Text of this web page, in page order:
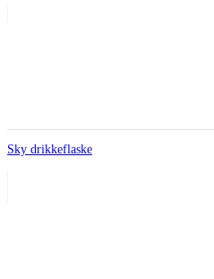
Sky drikkeflaske